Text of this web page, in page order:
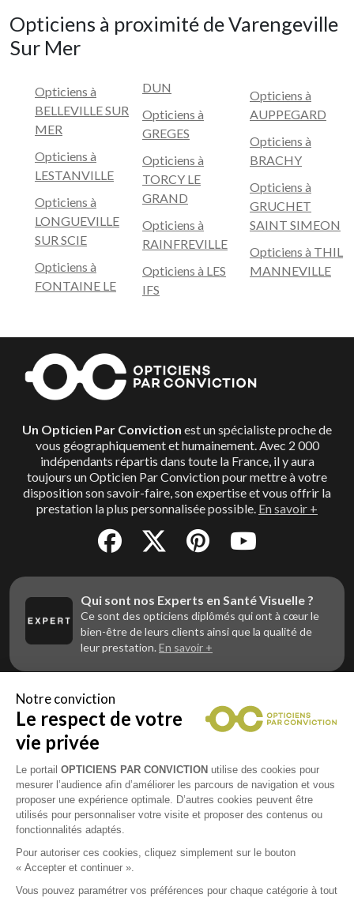
Opticiens à proximité de Varengeville
Sur Mer
Opticiens à
BELLEVILLE SUR
MER
Opticiens à
LESTANVILLE
Opticiens à
LONGUEVILLE
SUR SCIE
Opticiens à
FONTAINE LE
DUN
Opticiens à
GREGES
Opticiens à
TORCY LE
GRAND
Opticiens à
RAINFREVILLE
Opticiens à LES
IFS
Opticiens à
AUPPEGARD
Opticiens à
BRACHY
Opticiens à
GRUCHET
SAINT SIMEON
Opticiens à THIL
MANNEVILLE
Un Opticien Par Conviction est un spécialiste proche de
vous géographiquement et humainement. Avec 2 000
indépendants répartis dans toute la France, il y aura
toujours un Opticien Par Conviction pour mettre à votre
disposition son savoir-faire, son expertise et vous offrir la
prestation la plus personnalisée possible. En savoir +
Qui sont nos Experts en Santé Visuelle ?
Ce sont des opticiens diplômés qui ont à cœur le
bien-être de leurs clients ainsi que la qualité de
leur prestation.En savoir +
Vous êtes un professionnel de la vue et
vous souhaitez nous rejoindre ?
Contactez Alliance Optic, la centrale d’achats et
d’accompagnement des opticiens indépendants
Notre conviction
Le respect de votre
vie privée
Le portail OPTICIENS PAR CONVICTION utilise des cookies pour
mesurer l’audience afin d’améliorer les parcours de navigation et vous
proposer une expérience optimale. D’autres cookies peuvent être
utilisés pour personnaliser votre visite et proposer des contenus ou
fonctionnalités adaptés.
Pour autoriser ces cookies, cliquez simplement sur le bouton
« Accepter et continuer ».
Vous pouvez paramétrer vos préférences pour chaque catégorie à tout